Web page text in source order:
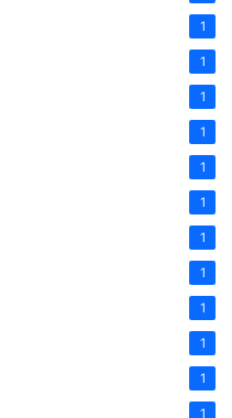
1
1
1
1
1
1
1
1
1
1
1
1